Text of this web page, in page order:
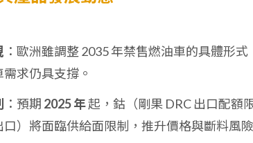
：歐洲雖調整 2035 年禁售燃油車的具體形式
求仍具支撐。
：預期 2025 年起，鈷（剛果 DRC 出口配額
口）將面臨供給面限制，推升價格與斷料風險